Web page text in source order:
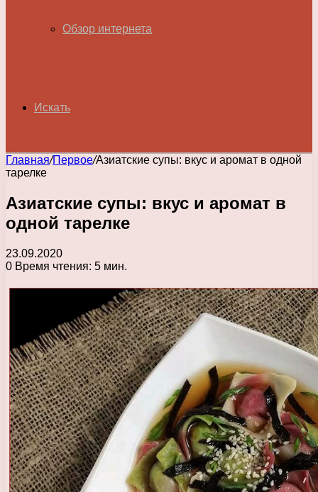
Обзор интернета
Искать
Главная/Первое/Азиатские супы: вкус и аромат в одной
тарелке
Азиатские супы: вкус и аромат в
одной тарелке
23.09.2020
0 Время чтения: 5 мин.